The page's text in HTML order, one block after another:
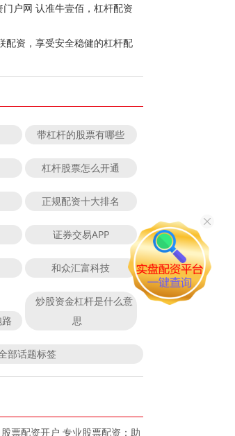
户网 认准牛壹佰，杠杆配资
配资，享受安全稳健的杠杆配
带杠杆的股票有哪些
杠杆股票怎么开通
正规配资十大排名
证券交易APP
和众汇富科技
炒股资金杠杆是什么意
思
部话题标签
股票配资开户 专业股票配资：助